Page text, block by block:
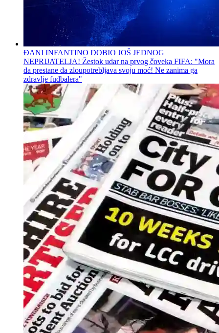
ĐANI INFANTINO DOBIO JOŠ JEDNOG
NEPRIJATELJA! Žestok udar na prvog čoveka FIFA: "Mora
da prestane da zloupotrebljava svoju moć! Ne zanima ga
zdravlje fudbalera"